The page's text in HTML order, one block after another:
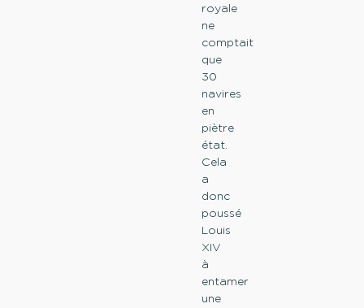
royale
ne
comptait
que
30
navires
en
piètre
état.
Cela
a
donc
poussé
Louis
XIV
à
entamer
une